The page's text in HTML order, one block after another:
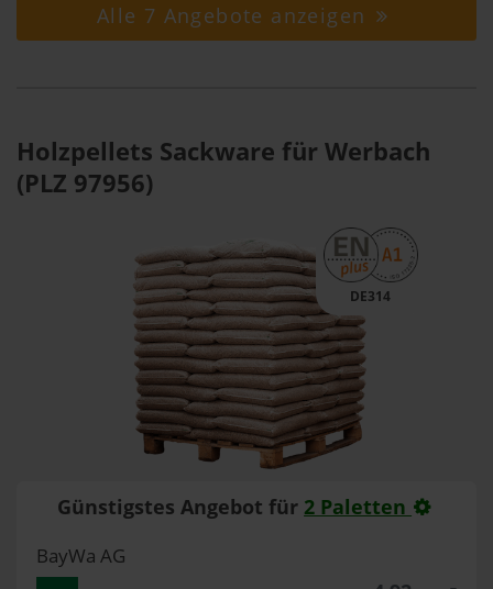
Alle 7 Angebote anzeigen
Holzpellets Sackware für Werbach
(PLZ 97956)
DE314
Günstigstes Angebot für 2 Paletten
BayWa AG